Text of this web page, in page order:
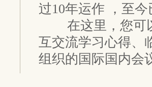
过10年运作 ，至
在这里，您可以
互交流学习心得、
组织的国际国内会